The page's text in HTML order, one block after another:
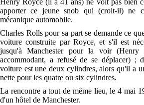
Henry Royce (il a 41 ans) ne voit pas bien
apporter ce jeune snob qui (croit-il) ne
mécanique automobile.
Charles Rolls pour sa part se demande ce
voiture construite par Royce, et s'il est
jusqu'à Manchester pour la voir (Henry
accommodant, a refusé de se déplacer) ;
voiture est une deux cylindres, alors qu'il a
nette pour les quatre ou six cylindres.
La rencontre a tout de même lieu, le 4 mai
d'un hôtel de Manchester.